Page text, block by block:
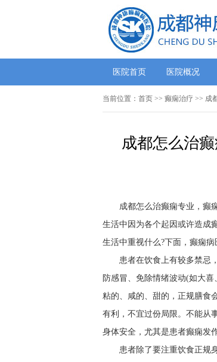
医院首页 医院概况
当前位置： 首页 >> 癫痫治疗 >> 成
成都怎么治
成都怎么治癫痫专业，癫
生活中因为各个起因或许造成
生活中重视什么?下面，癫痫病
患者在饮食上有较多禁忌
防感冒、免除情绪波动(如大
粘的、咸的、甜的，正规膳食
有利，不宜过份局限。不能从
身体安全，尤其是患者癫痫发
患者除了要注重饮食正规